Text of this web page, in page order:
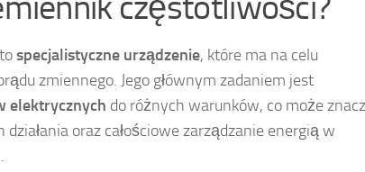
specjalistyczne urządzenie, które ma na celu
zmiennego. Jego głównym zadaniem jest
elektrycznych do różnych warunków, co może
oraz całościowe zarządzanie energią w